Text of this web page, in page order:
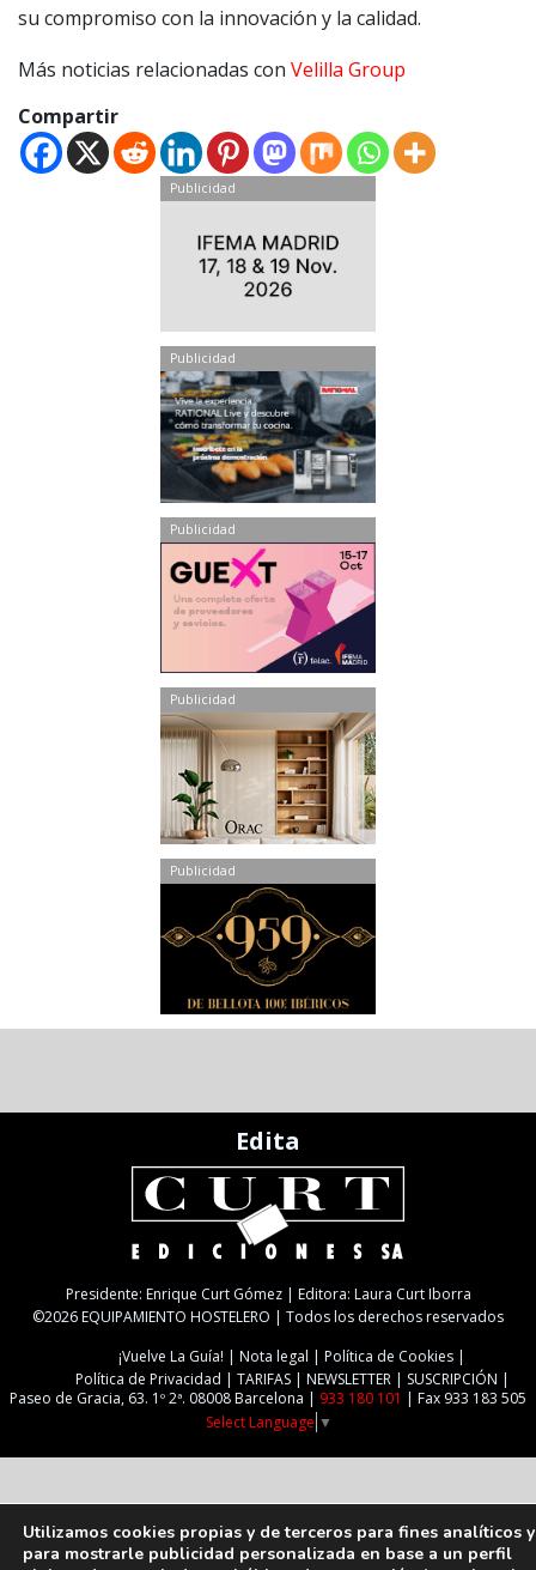
su compromiso con la innovación y la calidad.
Más noticias relacionadas con Velilla Group
Compartir
Publicidad
Publicidad
Publicidad
Publicidad
Publicidad
Edita
Presidente: Enrique Curt Gómez | Editora: Laura Curt Iborra
©2026 EQUIPAMIENTO HOSTELERO | Todos los derechos reservados
¡Vuelve La Guía!
Nota legal
Política de Cookies
Política de Privacidad
TARIFAS NEWSLETTER
SUSCRIPCIÓN
Paseo de Gracia, 63. 1º 2ª. 08008 Barcelona | 933 180 101 | Fax 933 183 505
Select Language ▼
Utilizamos cookies propias y de terceros para fines analíticos y
para mostrarle publicidad personalizada en base a un perfil